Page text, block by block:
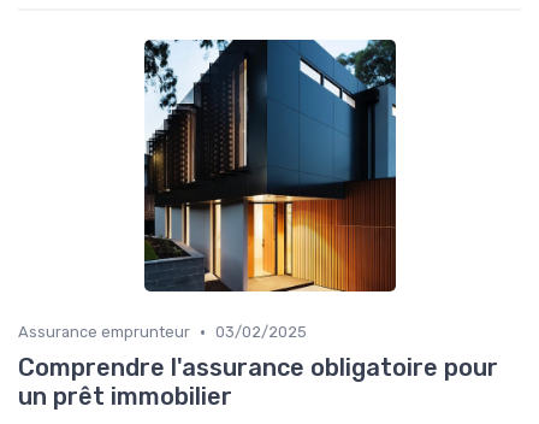
Assurance emprunteur • 03/02/2025
Comprendre l'assurance obligatoire pour
un prêt immobilier